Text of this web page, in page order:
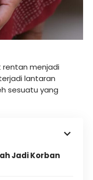
rentan menjadi
lantaran
sesuatu yang
Jadi Korban